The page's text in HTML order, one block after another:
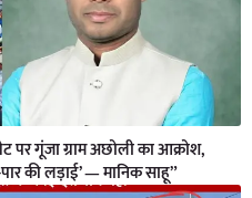
पर गूंजा ग्राम अछोली का आक्रोश,
की लड़ाई’ — मानिक साहू”